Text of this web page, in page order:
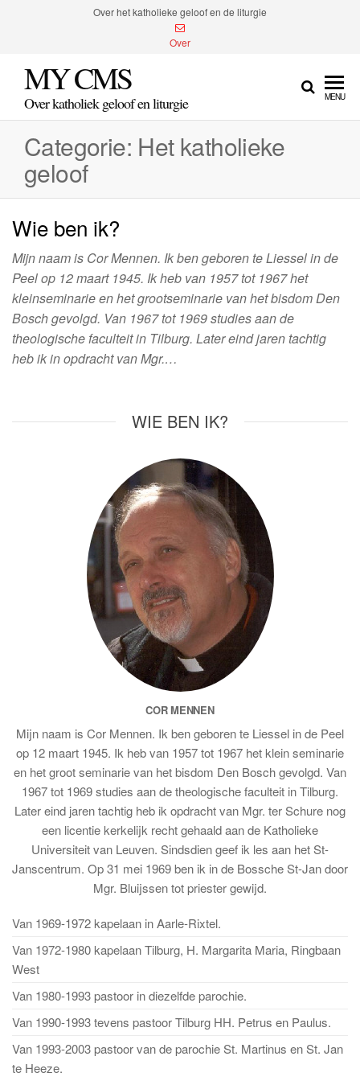
inhoud
Over het katholieke geloof en de liturgie
Over
MY CMS
Over katholiek geloof en liturgie MENU
Categorie: Het katholieke
geloof
Wie ben ik?
Mijn naam is Cor Mennen. Ik ben geboren te Liessel in de
Peel op 12 maart 1945. Ik heb van 1957 tot 1967 het
kleinseminarie en het grootseminarie van het bisdom Den
Bosch gevolgd. Van 1967 tot 1969 studies aan de
theologische faculteit in Tilburg. Later eind jaren tachtig
heb ik in opdracht van Mgr.…
WIE BEN IK?
COR MENNEN
Mijn naam is Cor Mennen. Ik ben geboren te Liessel in de Peel
op 12 maart 1945. Ik heb van 1957 tot 1967 het klein seminarie
en het groot seminarie van het bisdom Den Bosch gevolgd. Van
1967 tot 1969 studies aan de theologische faculteit in Tilburg.
Later eind jaren tachtig heb ik opdracht van Mgr. ter Schure nog
een licentie kerkelijk recht gehaald aan de Katholieke
Universiteit van Leuven. Sindsdien geef ik les aan het St-
Janscentrum. Op 31 mei 1969 ben ik in de Bossche St-Jan door
Mgr. Bluijssen tot priester gewijd.
Van 1969-1972 kapelaan in Aarle-Rixtel.
Van 1972-1980 kapelaan Tilburg, H. Margarita Maria, Ringbaan
West
Van 1980-1993 pastoor in diezelfde parochie.
Van 1990-1993 tevens pastoor Tilburg HH. Petrus en Paulus.
Van 1993-2003 pastoor van de parochie St. Martinus en St. Jan
te Heeze.